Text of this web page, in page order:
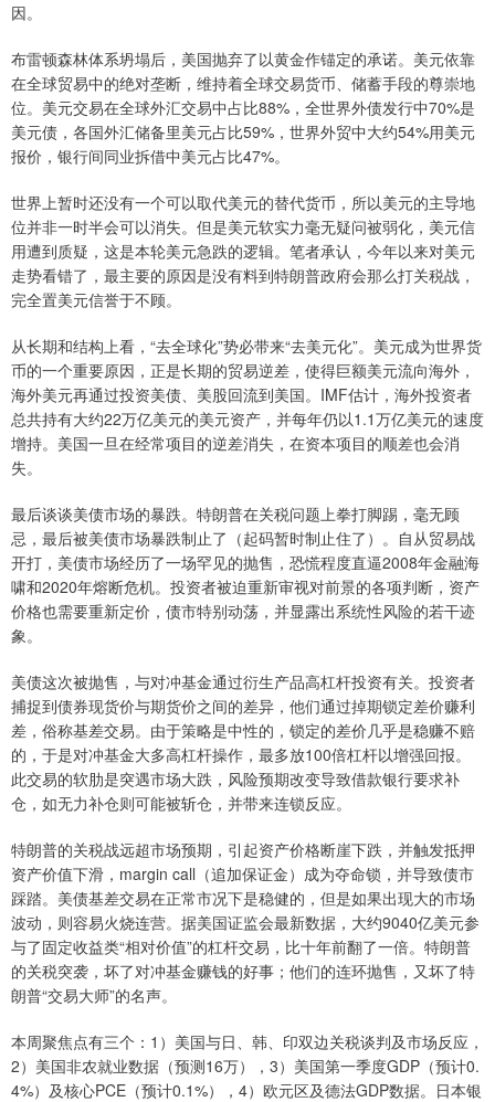
因。
布雷顿森林体系坍塌后，美国抛弃了以黄金作锚定的承诺。美元依靠
在全球贸易中的绝对垄断，维持着全球交易货币、储蓄手段的尊崇地
位。美元交易在全球外汇交易中占比88%，全世界外债发行中70%是
美元债，各国外汇储备里美元占比59%，世界外贸中大约54%用美元
报价，银行间同业拆借中美元占比47%。
世界上暂时还没有一个可以取代美元的替代货币，所以美元的主导地
位并非一时半会可以消失。但是美元软实力毫无疑问被弱化，美元信
用遭到质疑，这是本轮美元急跌的逻辑。笔者承认，今年以来对美元
走势看错了，最主要的原因是没有料到特朗普政府会那么打关税战，
完全置美元信誉于不顾。
从长期和结构上看，“去全球化”势必带来“去美元化”。美元成为世界货
币的一个重要原因，正是长期的贸易逆差，使得巨额美元流向海外，
海外美元再通过投资美债、美股回流到美国。IMF估计，海外投资者
总共持有大约22万亿美元的美元资产，并每年仍以1.1万亿美元的速度
增持。美国一旦在经常项目的逆差消失，在资本项目的顺差也会消
失。
最后谈谈美债市场的暴跌。特朗普在关税问题上拳打脚踢，毫无顾
忌，最后被美债市场暴跌制止了（起码暂时制止住了）。自从贸易战
开打，美债市场经历了一场罕见的抛售，恐慌程度直逼2008年金融海
啸和2020年熔断危机。投资者被迫重新审视对前景的各项判断，资产
价格也需要重新定价，债市特别动荡，并显露出系统性风险的若干迹
象。
美债这次被抛售，与对冲基金通过衍生产品高杠杆投资有关。投资者
捕捉到债券现货价与期货价之间的差异，他们通过掉期锁定差价赚利
差，俗称基差交易。由于策略是中性的，锁定的差价几乎是稳赚不赔
的，于是对冲基金大多高杠杆操作，最多放100倍杠杆以增强回报。
此交易的软肋是突遇市场大跌，风险预期改变导致借款银行要求补
仓，如无力补仓则可能被斩仓，并带来连锁反应。
特朗普的关税战远超市场预期，引起资产价格断崖下跌，并触发抵押
资产价值下滑，margin call（追加保证金）成为夺命锁，并导致债市
踩踏。美债基差交易在正常市况下是稳健的，但是如果出现大的市场
波动，则容易火烧连营。据美国证监会最新数据，大约9040亿美元参
与了固定收益类“相对价值”的杠杆交易，比十年前翻了一倍。特朗普
的关税突袭，坏了对冲基金赚钱的好事；他们的连环抛售，又坏了特
朗普“交易大师”的名声。
本周聚焦点有三个：1）美国与日、韩、印双边关税谈判及市场反应，
2）美国非农就业数据（预测16万），3）美国第一季度GDP（预计0.
4%）及核心PCE（预计0.1%），4）欧元区及德法GDP数据。日本银